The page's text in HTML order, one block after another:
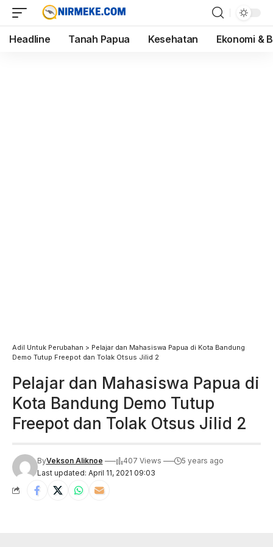
Headline Tanah Papua Kesehatan Ekonomi &
Adil Untuk Perubahan > Pelajar dan Mahasiswa Papua di Kota Bandung
Demo Tutup Freepot dan Tolak Otsus Jilid 2
Pelajar dan Mahasiswa Papua di
Kota Bandung Demo Tutup
Freepot dan Tolak Otsus Jilid 2
Last updated: April 11, 2021 09:03
ByVekson Aliknoe 407 Views 5 years ago